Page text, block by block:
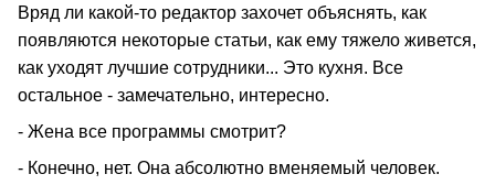
Вряд ли какой-то редактор захочет объяснять, как
появляются некоторые статьи, как ему тяжело живется,
как уходят лучшие сотрудники... Это кухня. Все
остальное - замечательно, интересно.
- Жена все программы смотрит?
- Конечно, нет. Она абсолютно вменяемый человек.